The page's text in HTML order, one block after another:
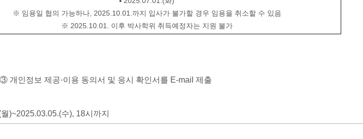
※ 임용일 협의 가능하나, 2025.10.01.까지 입사가 불가할 경우 임용을 취소할 수 있음
※ 2025.10.01. 이후 박사학위 취득예정자는 지원 불가
개인정보 제공·이용 동의서 및 응시 확인서를 E-mail 제출
)~2025.03.05.(수), 18시까지